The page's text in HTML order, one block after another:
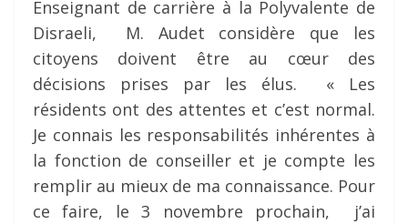
Enseignant de carrière à la Polyvalente de
Disraeli, M. Audet considère que les
citoyens doivent être au cœur des
décisions prises par les élus. « Les
résidents ont des attentes et c’est normal.
Je connais les responsabilités inhérentes à
la fonction de conseiller et je compte les
remplir au mieux de ma connaissance. Pour
ce faire, le 3 novembre prochain, j’ai